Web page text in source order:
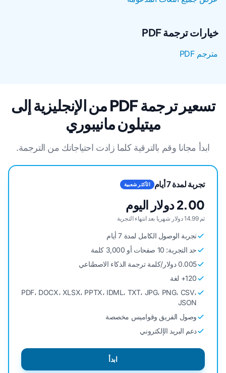
خيارات ترجمة PDF
مترجم PDF
تسعير ترجمة PDF من الإنجليزية إلى
ميتيلون مانيبوري
ابدأ مجانا وقم بالترقية كلما زادت احتياجاتك من الترجمة.
تجربة لمدة 7 أيام الأكثر شعبية
2.00 دولار اليوم
ثم 14.99 دولار شهريا بعد انتهاء التجربة
تجربة الوصول الكامل لمدة 7 أيام
حد التجربة: 10 صفحات أو 3,000 كلمة
0.005 دولار/كلمة ترجمة الذكاء الاصطناعي
120+ لغة
PDF، DOCX، XLSX، PPTX، IDML، TXT، JPG، PNG، CSV،
JSON
وصول الفريق وقواميس مخصصة
دعم البريد الإلكتروني
ابدأ